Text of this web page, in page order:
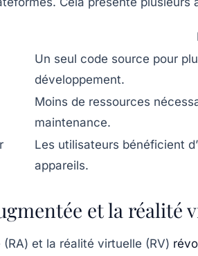
Un seul code source pour
développement.
Moins de ressources
maintenance.
Les utilisateurs bénéficient
appareils.
et la réalité
et la réalité virtuelle (RV)